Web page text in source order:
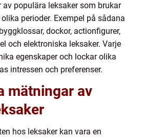
av populära leksaker som brukar
perioder. Exempel på sådana
dockor, actionfigurer,
och elektroniska leksaker. Varje
egenskaper och lockar olika
intressen och preferenser.
mätningar av
hos leksaker kan vara en